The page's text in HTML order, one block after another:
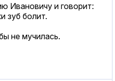
Ивановичу и говорит:
зуб болит.
не мучилась.